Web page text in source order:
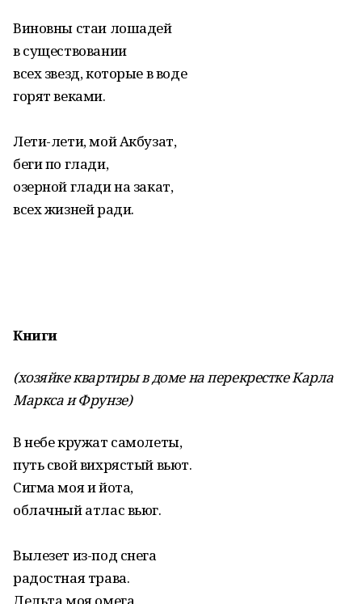
Виновны стаи лошадей
в существовании
всех звезд, которые в воде
горят веками.
Лети-лети, мой Акбузат,
беги по глади,
озерной глади на закат,
всех жизней ради.
Книги
(хозяйке квартиры в доме на перекрестке Карла
Маркса и Фрунзе)
В небе кружат самолеты,
путь свой вихрястый вьют.
Сигма моя и йота,
облачный атлас вьюг.
Вылезет из-под снега
радостная трава.